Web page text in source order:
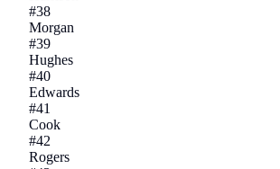
#38
Morgan
#39
Hughes
#40
Edwards
#41
Cook
#42
Rogers